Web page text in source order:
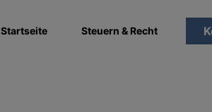
Startseite Steuern & Recht